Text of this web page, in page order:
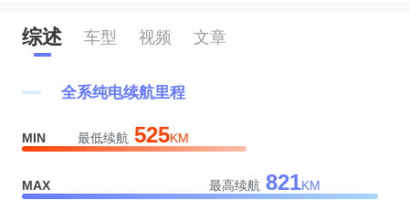
综述 车型 视频 文章
全系纯电续航里程
MIN 最低续航 525KM
MAX 最高续航 821KM
0
2
3
4
1
4
5
0
1